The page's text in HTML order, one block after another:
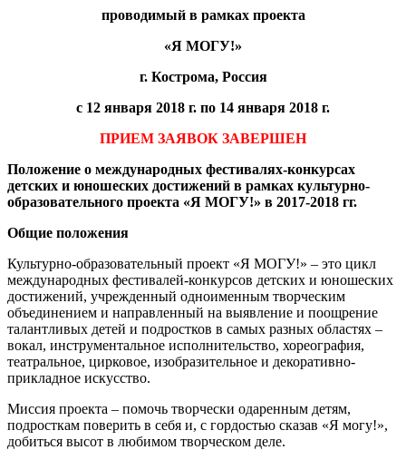
проводимый в рамках проекта
«Я МОГУ!»
г. Кострома, Россия
с 12 января 2018 г. по 14 января 2018 г.
ПРИЕМ ЗАЯВОК ЗАВЕРШЕН
Положение о международных фестивалях-конкурсах
детских и юношеских достижений в рамках культурно-
образовательного проекта «Я МОГУ!» в 2017-2018 гг.
Общие положения
Культурно-образовательный проект «Я МОГУ!» – это цикл
международных фестивалей-конкурсов детских и юношеских
достижений, учрежденный одноименным творческим
объединением и направленный на выявление и поощрение
талантливых детей и подростков в самых разных областях –
вокал, инструментальное исполнительство, хореография,
театральное, цирковое, изобразительное и декоративно-
прикладное искусство.
Миссия проекта – помочь творчески одаренным детям,
подросткам поверить в себя и, с гордостью сказав «Я могу!»,
добиться высот в любимом творческом деле.